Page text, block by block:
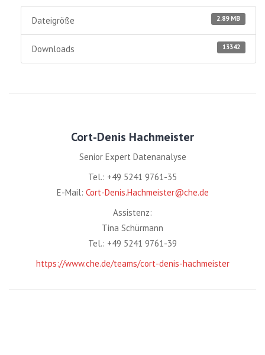
2.89 MB
Dateigröße
13342
Downloads
Cort-Denis Hachmeister
Senior Expert Datenanalyse
Tel.: +49 5241 9761-35
E-Mail: Cort-Denis.Hachmeister@che.de
Assistenz:
Tina Schürmann
Tel.: +49 5241 9761-39
https://www.che.de/teams/cort-denis-hachmeister